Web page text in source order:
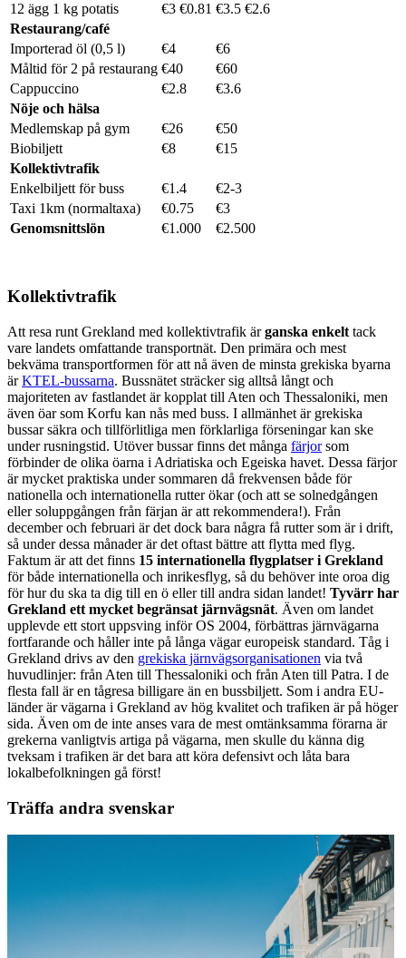
12 ägg 1 kg potatis €3 €0.81 €3.5 €2.6
Restaurang/café
Importerad öl (0,5 l)
€4
€6
Måltid för 2 på restaurang €40
€60
Cappuccino
€2.8
€3.6
Nöje och hälsa
Medlemskap på gym
€26
€50
Biobiljett
€8
€15
Kollektivtrafik
Enkelbiljett för buss
€1.4
€2-3
Taxi 1km (normaltaxa)
€0.75
€3
Genomsnittslön
€1.000 €2.500
Kollektivtrafik
Att resa runt Grekland med kollektivtrafik ärganska enkelt tack
vare landets omfattande transportnät. Den primära och mest
bekväma transportformen för att nå även de minsta grekiska byarna
ärKTEL-bussarna. Bussnätet sträcker sig alltså långt och
majoriteten av fastlandet är kopplat till Aten och Thessaloniki, men
även öar som Korfu kan nås med buss. I allmänhet är grekiska
bussar säkra och tillförlitliga men förklarliga förseningar kan ske
under rusningstid. Utöver bussar finns det många färjorsom
förbinder de olika öarna i Adriatiska och Egeiska havet. Dessa färjor
är mycket praktiska under sommaren då frekvensen både för
nationella och internationella rutter ökar (och att se solnedgången
eller soluppgången från färjan är att rekommendera!). Från
december och februari är det dock bara några få rutter som är i drift,
så under dessa månader är det oftast bättre att flytta med flyg.
Faktum är att det finns 15 internationella flygplatser i Grekland
för både internationella och inrikesflyg, så du behöver inte oroa dig
för hur du ska ta dig till en ö eller till andra sidan landet! Tyvärr har
Grekland ett mycket begränsat järnvägsnät. Även om landet
upplevde ett stort uppsving inför OS 2004, förbättras järnvägarna
fortfarande och håller inte på långa vägar europeisk standard. Tåg i
Grekland drivs av den grekiska järnvägsorganisationen via två
huvudlinjer: från Aten till Thessaloniki och från Aten till Patra. I de
flesta fall är en tågresa billigare än en bussbiljett. Som i andra EU-
länder är vägarna i Grekland av hög kvalitet och trafiken är på höger
sida. Även om de inte anses vara de mest omtänksamma förarna är
grekerna vanligtvis artiga på vägarna, men skulle du känna dig
tveksam i trafiken är det bara att köra defensivt och låta bara
lokalbefolkningen gå först!
Träffa andra svenskar